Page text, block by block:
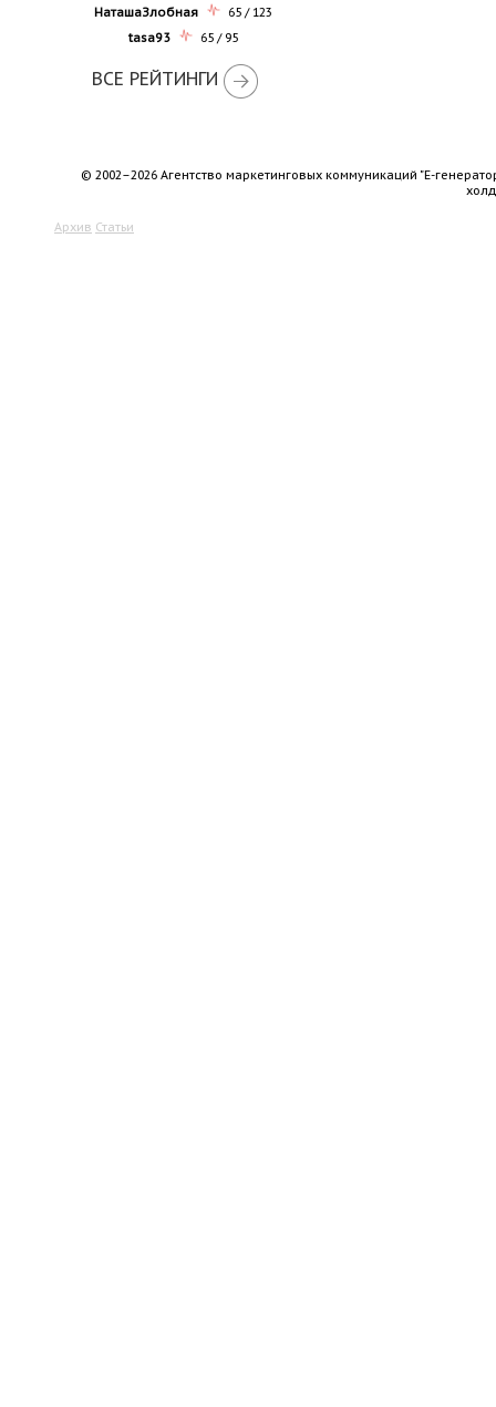
НаташаЗлобная
65 / 123
tasa93
65 / 95
ВСЕ РЕЙТИНГИ
© 2002–2026 Агентство маркетинговых коммуникаций "Е-
Архив Статьи